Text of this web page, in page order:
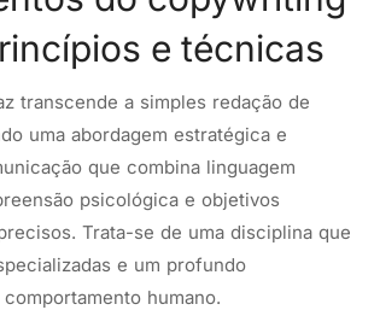
e técnicas
transcende a simples redação de
uma abordagem estratégica e
que combina linguagem
psicológica e objetivos
Trata-se de uma disciplina que
e um profundo
humano.